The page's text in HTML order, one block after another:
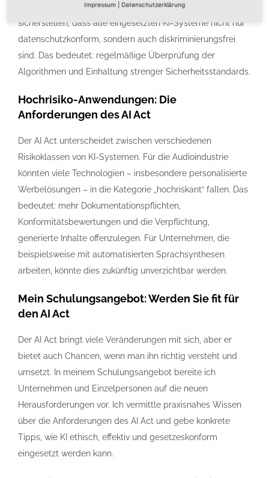
bergen aber auch Risiken. Unternehmen müssen
sicherstellen, dass alle eingesetzten KI-Systeme nicht nur
datenschutzkonform, sondern auch diskriminierungsfrei
sind. Das bedeutet: regelmäßige Überprüfung der
Algorithmen und Einhaltung strenger Sicherheitsstandards.
Hochrisiko-Anwendungen: Die
Anforderungen des AI Act
Der AI Act unterscheidet zwischen verschiedenen
Risikoklassen von KI-Systemen. Für die Audioindustrie
könnten viele Technologien – insbesondere personalisierte
Werbelösungen – in die Kategorie „hochriskant“ fallen. Das
bedeutet: mehr Dokumentationspflichten,
Konformitätsbewertungen und die Verpflichtung,
generierte Inhalte offenzulegen. Für Unternehmen, die
beispielsweise mit automatisierten Sprachsynthesen
arbeiten, könnte dies zukünftig unverzichtbar werden.
Mein Schulungsangebot: Werden Sie fit für
den AI Act
Der AI Act bringt viele Veränderungen mit sich, aber er
bietet auch Chancen, wenn man ihn richtig versteht und
umsetzt. In meinem Schulungsangebot bereite ich
Unternehmen und Einzelpersonen auf die neuen
Herausforderungen vor. Ich vermittle praxisnahes Wissen
über die Anforderungen des AI Act und gebe konkrete
Tipps, wie KI ethisch, effektiv und gesetzeskonform
eingesetzt werden kann.
Impressum Datenschutzerklärung